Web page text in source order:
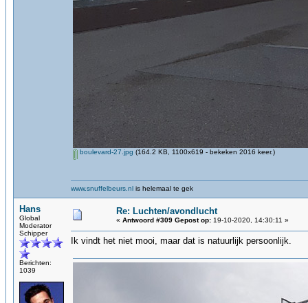
boulevard-27.jpg (164.2 KB, 1100x619 - bekeken 2016 keer.)
www.snuffelbeurs.nl is helemaal te gek
Hans
Global
Moderator
Schipper
Berichten:
1039
Re: Luchten/avondlucht
« Antwoord #309 Gepost op: 19-10-2020, 14:30:11 »
Ik vindt het niet mooi, maar dat is natuurlijk persoonlijk.